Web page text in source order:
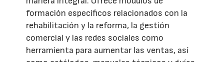
formación específicos relacionados con la
rehabilitación y la reforma, la gestión
comercial y las redes sociales como
herramienta para aumentar las ventas, así